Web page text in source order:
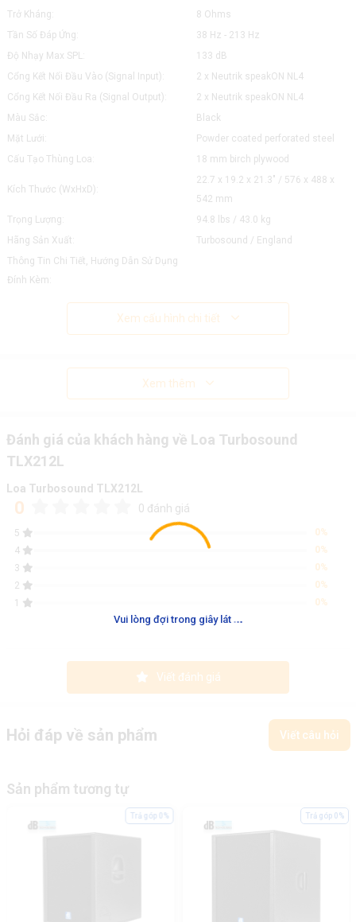
Vui lòng đợi trong giây lát ...
Trở Kháng:
8 Ohms
Tần Số Đáp Ứng:
38 Hz - 213 Hz
Độ Nhạy Max SPL:
133 dB
Cổng Kết Nối Đầu Vào (Signal Input):
2 x Neutrik speakON NL4
Cổng Kết Nối Đầu Ra (Signal Output):
2 x Neutrik speakON NL4
Màu Sắc:
Black
Mặt Lưới:
Powder coated perforated steel
Cấu Tạo Thùng Loa:
18 mm birch plywood
Kích Thước (WxHxD):
22.7 x 19.2 x 21.3" / 576 x 488 x
542 mm
Trọng Lượng:
94.8 lbs / 43.0 kg
Hãng Sản Xuất:
Turbosound / England
Thông Tin Chi Tiết, Hướng Dẫn Sử Dụng
Đính Kèm:
Xem cấu hình chi tiết
Xem thêm
Đánh giá của khách hàng về Loa Turbosound
TLX212L
Loa Turbosound TLX212L
0 0 đánh giá
5
0%
4
0%
3
0%
2
0%
1
0%
Viết đánh giá
Hỏi đáp về sản phẩm Viết câu hỏi
Sản phẩm tương tự
Trả góp 0% Trả góp 0%